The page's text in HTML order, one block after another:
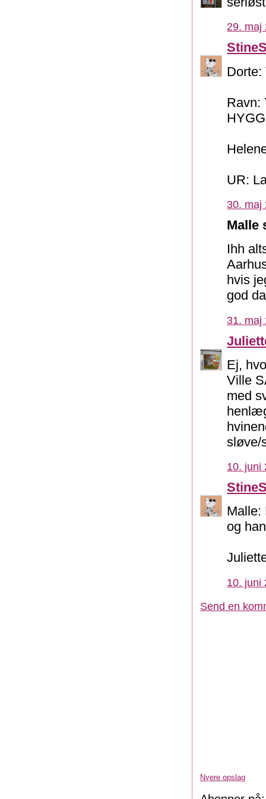
29. maj
Dorte:
Ravn:
UR:
30. maj
Malle
Ihh
hvis
god
31. maj
Ej,
Ville
med
sløve/
10. juni
Malle:
og
10. juni
Send en
Nyere opslag